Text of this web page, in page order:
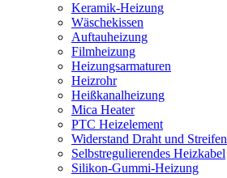
Keramik-Heizung
Wäschekissen
Auftauheizung
Filmheizung
Heizungsarmaturen
Heizrohr
Heißkanalheizung
Mica Heater
PTC Heizelement
Widerstand Draht und Streifen
Selbstregulierendes Heizkabel
Silikon-Gummi-Heizung